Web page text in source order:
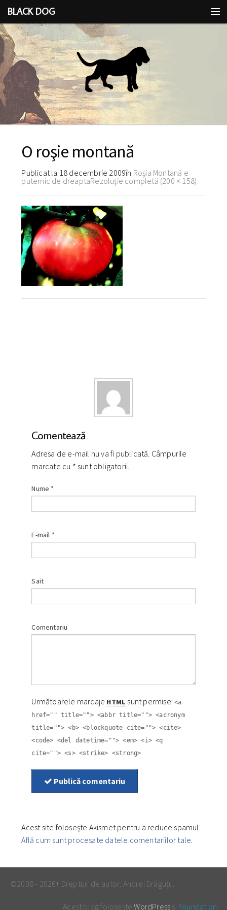
BLACK DOG
IDEEA
CU LIMBA SCOASĂ
O roşie montană
Publicat la 18 decembrie 2009în Roşia Montană e
puternic de dreaptaRezoluție completă (200 × 158)
Comentează
Adresa de e-mail nu va fi publicată. Câmpurile
marcate cu * sunt obligatorii.
Nume *
E-mail *
Sait
Comentariu
Următoarele marcaje HTML sunt permise:<a
href="" title=""> <abbr title=""> <acronym
title=""> <b> <blockquote cite=""> <cite>
<code> <del datetime=""> <em> <i> <q
cite=""> <s> <strike> <strong>
Publică comentariu
Acest site folosește Akismet pentru a reduce spamul.
Află cum sunt procesate datele comentariilor tale.
©2008 - 2026+ Drepturi de autor, Andrei Drăguțu.
Acest blog foloseșteWordPress și Foundation